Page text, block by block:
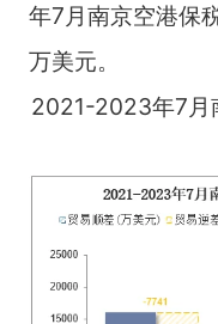
年7月南京空港保
万美元。
2021-2023年7月